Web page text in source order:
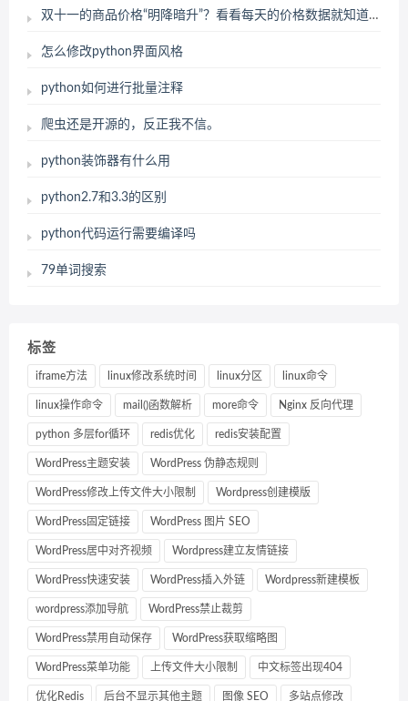
双十一的商品价格“明降暗升”？看看每天的价格数据就知道了
怎么修改python界面风格
python如何进行批量注释
爬虫还是开源的，反正我不信。
python装饰器有什么用
python2.7和3.3的区别
python代码运行需要编译吗
79单词搜索
标签
iframe方法 linux修改系统时间 linux分区 linux命令
linux操作命令 mail()函数解析 more命令 Nginx 反向代理
python 多层for循环 redis优化 redis安装配置
WordPress主题安装 WordPress 伪静态规则
WordPress修改上传文件大小限制 Wordpress创建模版
WordPress固定链接 WordPress 图片 SEO
WordPress居中对齐视频 Wordpress建立友情链接
WordPress快速安装 WordPress插入外链 Wordpress新建模板
wordpress添加导航 WordPress禁止裁剪
WordPress禁用自动保存 WordPress获取缩略图
WordPress菜单功能 上传文件大小限制 中文标签出现404
优化Redis 后台不显示其他主题 图像 SEO 多站点修改